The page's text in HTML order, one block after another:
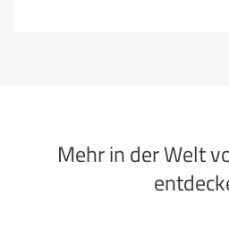
Mehr in der Welt